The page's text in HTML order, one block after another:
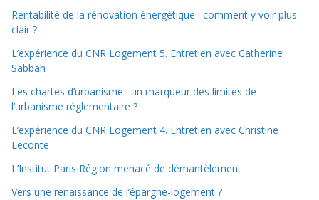
Rentabilité de la rénovation énergétique : comment y voir plus
clair ?
L’expérience du CNR Logement 5. Entretien avec Catherine
Sabbah
Les chartes d’urbanisme : un marqueur des limites de
l’urbanisme réglementaire ?
L’expérience du CNR Logement 4. Entretien avec Christine
Leconte
L’Institut Paris Région menacé de démantèlement
Vers une renaissance de l’épargne-logement ?